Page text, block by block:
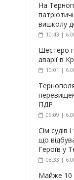
На
вишколу
10:43 |
Шестеро
аварії в
10:01 |
ПДР
09:09 |
Сім судів
що
Героїв у
08:33 |
Майже 10